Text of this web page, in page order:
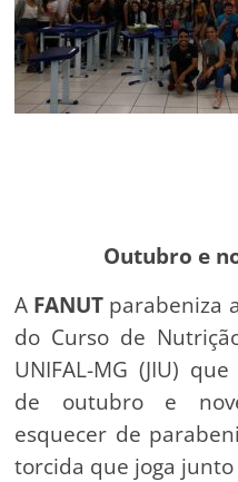
Outubro e
A FANUT parabeniza
do Curso de
UNIFAL-MG (JIU)
de outubro e
esquecer de
torcida que joga